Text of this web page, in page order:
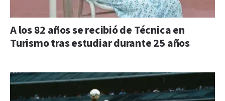
A los 82 años se recibió de Técnica en
Turismo tras estudiar durante 25 años